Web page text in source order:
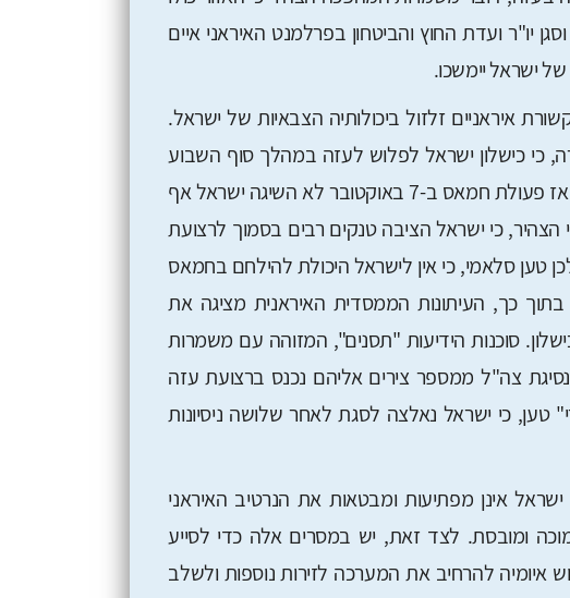
יו"ר ועדת החוץ והביטחון בפרלמנט האיראני איים
ישראל יימשכו.
איראניים זלזול ביכולותיה הצבאיות של ישראל.
כי כישלון ישראל לפלוש לעזה במהלך סוף השבוע
הוא הניצחון השני מאז "מבול אל-אקצא" וכי מאז פעולת חמאס ב-7 באוקטובר לא השיגה ישראל אף
כי ישראל הציבה טנקים רבים בסמוך לרצועת
טען סלאמי, כי אין לישראל היכולת להילחם בחמאס
כך, העיתונות הממסדית האיראנית מציגה את
סוכנות הידיעות "תסנים", המזוהה עם משמרות
צה"ל ממספר צירים אליהם נכנס ברצועת עזה
טען, כי ישראל נאלצה לסגת לאחר שלושה ניסיונות
אינן מפתיעות ומבטאות את הנרטיב האיראני
ומובסת. לצד זאת, יש במסרים אלה כדי לסייע
להרחיב את המערכה לזירות נוספות ולשלב